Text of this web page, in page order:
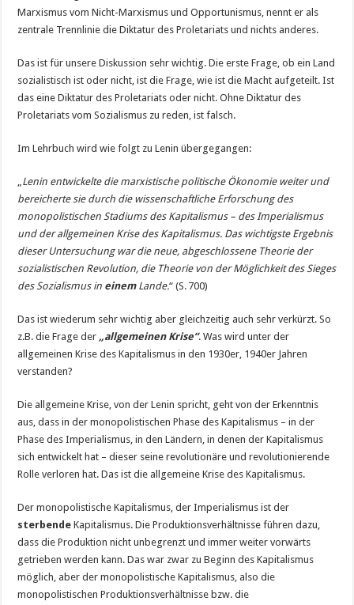
Marxismus vom Nicht-Marxismus und Opportunismus, nennt er als
zentrale Trennlinie die Diktatur des Proletariats und nichts anderes.
Das ist für unsere Diskussion sehr wichtig. Die erste Frage, ob ein Land
sozialistisch ist oder nicht, ist die Frage, wie ist die Macht aufgeteilt. Ist
das eine Diktatur des Proletariats oder nicht. Ohne Diktatur des
Proletariats vom Sozialismus zu reden, ist falsch.
Im Lehrbuch wird wie folgt zu Lenin übergegangen:
„Lenin entwickelte die marxistische politische Ökonomie weiter und
bereicherte sie durch die wissenschaftliche Erforschung des
monopolistischen Stadiums des Kapitalismus – des Imperialismus
und der allgemeinen Krise des Kapitalismus. Das wichtigste Ergebnis
dieser Untersuchung war die neue, abgeschlossene Theorie der
sozialistischen Revolution, die Theorie von der Möglichkeit des Sieges
des Sozialismus in einemLande.“ (S. 700)
Das ist wiederum sehr wichtig aber gleichzeitig auch sehr verkürzt. So
z.B. die Frage der „allgemeinen Krise“. Was wird unter der
allgemeinen Krise des Kapitalismus in den 1930er, 1940er Jahren
verstanden?
Die allgemeine Krise, von der Lenin spricht, geht von der Erkenntnis
aus, dass in der monopolistischen Phase des Kapitalismus – in der
Phase des Imperialismus, in den Ländern, in denen der Kapitalismus
sich entwickelt hat – dieser seine revolutionäre und revolutionierende
Rolle verloren hat. Das ist die allgemeine Krise des Kapitalismus.
Der monopolistische Kapitalismus, der Imperialismus ist der
sterbendeKapitalismus. Die Produktionsverhältnisse führen dazu,
dass die Produktion nicht unbegrenzt und immer weiter vorwärts
getrieben werden kann. Das war zwar zu Beginn des Kapitalismus
möglich, aber der monopolistische Kapitalismus, also die
monopolistischen Produktionsverhältnisse bzw. die